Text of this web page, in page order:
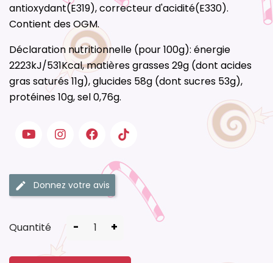
antioxydant(E319), correcteur d'acidité(E330).
Contient des OGM.
Déclaration nutritionnelle (pour 100g): énergie
2223kJ/531Kcal, matières grasses 29g (dont acides
gras saturés 11g), glucides 58g (dont sucres 53g),
protéines 10g, sel 0,76g.
Donnez votre avis
Quantité - +